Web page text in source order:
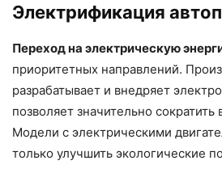
Электрификация
Переход на электрическую
приоритетных направлений.
разрабатывает и внедряет
позволяет значительно
Модели с электрическими
только улучшить экологические